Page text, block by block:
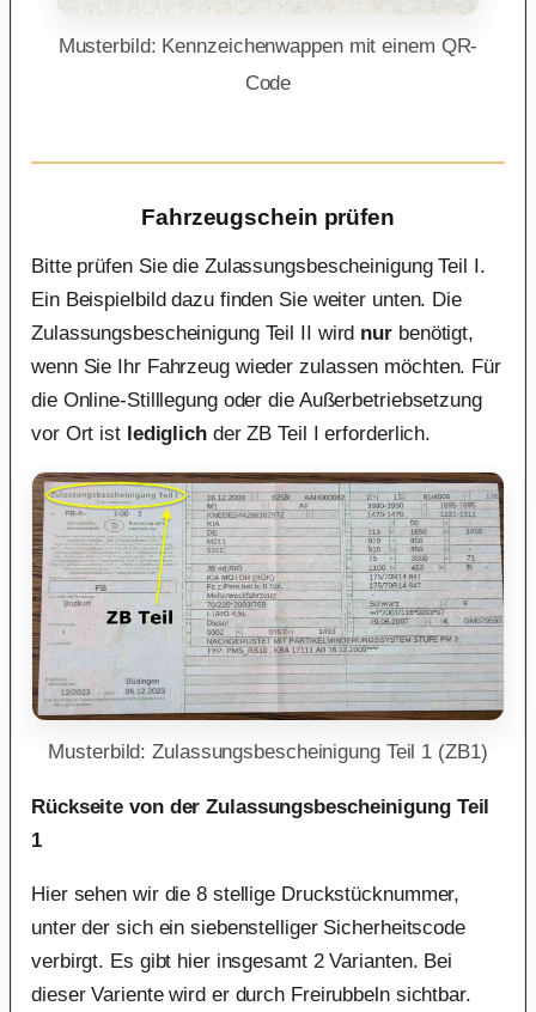
Musterbild: Kennzeichenwappen mit einem QR-
Code
Fahrzeugschein prüfen
Bitte prüfen Sie die Zulassungsbescheinigung Teil I.
Ein Beispielbild dazu finden Sie weiter unten. Die
Zulassungsbescheinigung Teil II wird nur benötigt,
wenn Sie Ihr Fahrzeug wieder zulassen möchten. Für
die Online-Stilllegung oder die Außerbetriebsetzung
vor Ort ist lediglichder ZB Teil I erforderlich.
Musterbild: Zulassungsbescheinigung Teil 1 (ZB1)
Rückseite von der Zulassungsbescheinigung Teil
1
Hier sehen wir die 8 stellige Druckstücknummer,
unter der sich ein siebenstelliger Sicherheitscode
verbirgt. Es gibt hier insgesamt 2 Varianten. Bei
dieser Variente wird er durch Freirubbeln sichtbar.